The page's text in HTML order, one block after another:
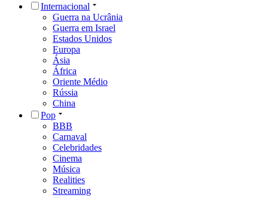
Internacional
Guerra na Ucrânia
Guerra em Israel
Estados Unidos
Europa
Ásia
África
Oriente Médio
Rússia
China
Pop
BBB
Carnaval
Celebridades
Cinema
Música
Realities
Streaming